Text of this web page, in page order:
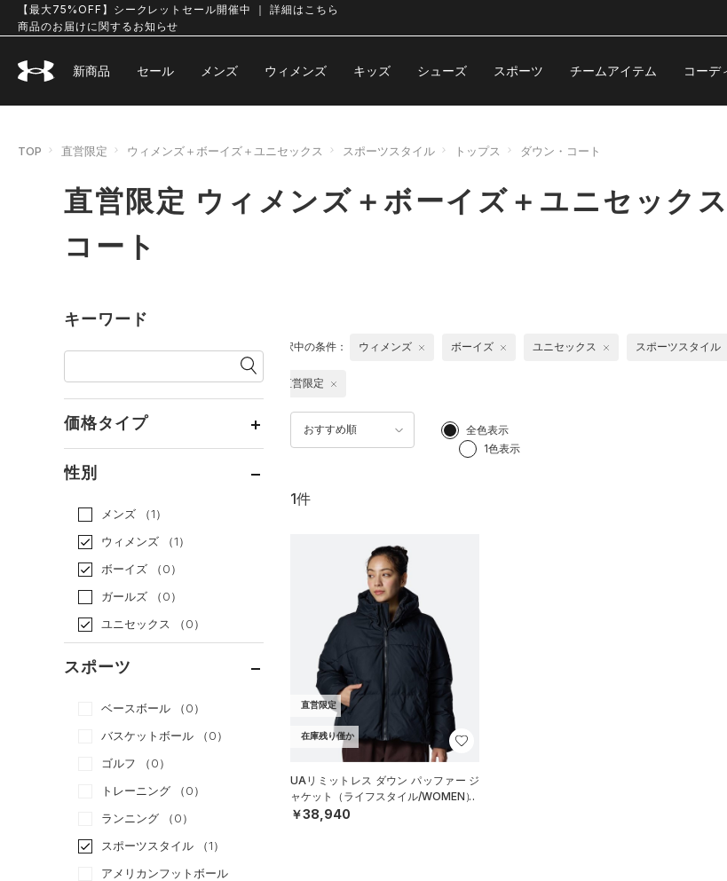
【最大75%OFF】シークレットセール開催中 ｜ 詳細はこちら
商品のお届けに関するお知らせ
新商品 セール メンズ ウィメンズ キッズ シューズ スポーツ チームアイテム コーデ
TOP 直営限定 ウィメンズ＋ボーイズ＋ユニセックス スポーツスタイル トップス ダウン・コート
直営限定 ウィメンズ＋ボーイズ＋ユニセック
コート
キーワード
価格タイプ
性別
メンズ
（1）
ウィメンズ
（1）
ボーイズ
（0）
ガールズ
（0）
ユニセックス
（0）
スポーツ
ベースボール
（0）
バスケットボール
（0）
ゴルフ
（0）
トレーニング
（0）
ランニング
（0）
スポーツスタイル
（1）
アメリカンフットボール
おすすめ順
全色表示
1色表示
選択中の条件： ウィメンズ ボーイズ ユニセックス スポーツスタイル
直営限定
1件
直営限定
在庫残り僅か
UAリミットレス ダウン パッファー ジ
ャケット（ライフスタイル/WOMEN）
￥38,940